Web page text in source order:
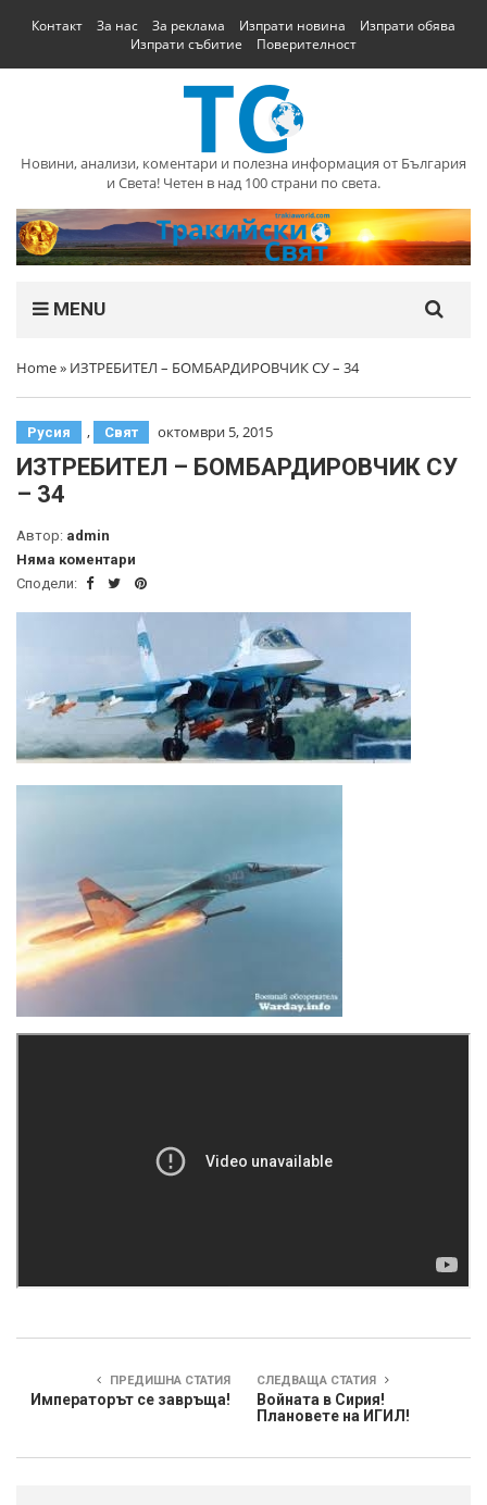
Контакт За нас За реклама Изпрати новина
Изпрати обява
Изпрати събитие
Поверителност
Новини, анализи, коментари и полезна информация от България
и Света! Четен в над 100 страни по света.
MENU
Home» ИЗТРЕБИТЕЛ – БОМБАРДИРОВЧИК СУ – 34
Русия , Свят октомври 5, 2015
ИЗТРЕБИТЕЛ – БОМБАРДИРОВЧИК СУ
– 34
Автор: admin
Няма коментари
Сподели:
ПРЕДИШНА СТАТИЯ
Императорът се завръща!
СЛЕДВАЩА СТАТИЯ
Войната в Сирия!
Плановете на ИГИЛ!